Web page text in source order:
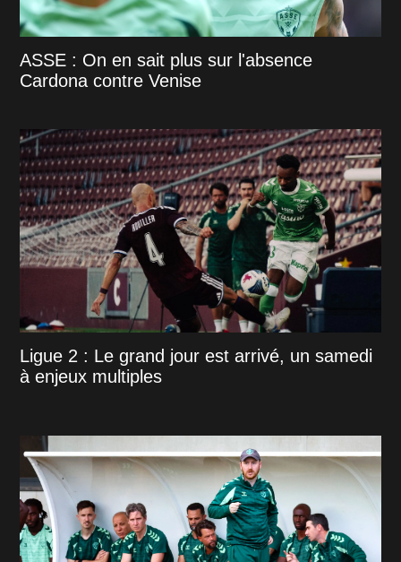
ASSE : On en sait plus sur l'absence
Cardona contre Venise
Ligue 2 : Le grand jour est arrivé, un samedi
à enjeux multiples